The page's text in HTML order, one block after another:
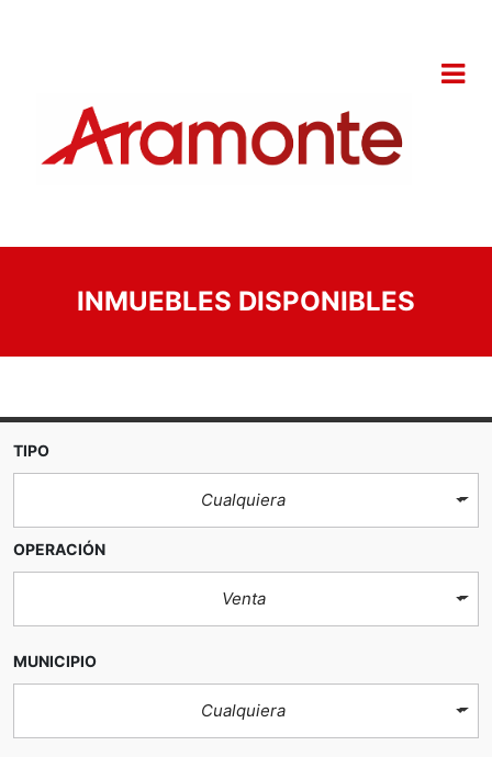
INMUEBLES DISPONIBLES
TIPO
Cualquiera
OPERACIÓN
Venta
MUNICIPIO
Cualquiera